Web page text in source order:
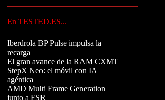
En TESTED.ES...
Iberdrola BP Pulse impulsa la
recarga
El gran avance de la RAM CXMT
StepX Neo: el móvil con IA
agéntica
AMD Multi Frame Generation
junto a FSR